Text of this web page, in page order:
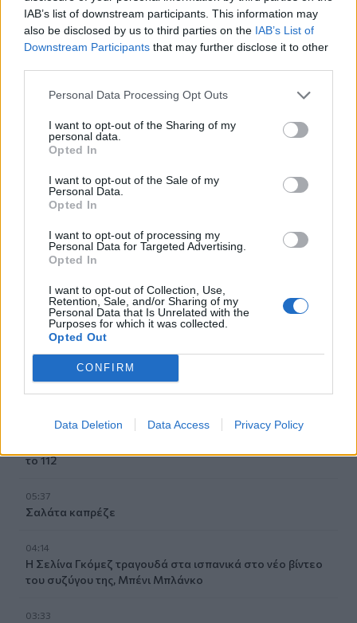
IAB’s list of downstream participants. This information may
also be disclosed by us to third parties on the IAB’s List of
Downstream Participants that may further disclose it to other
Personal Data Processing Opt Outs
I want to opt-out of the Sharing of my
personal data.
Opted In
I want to opt-out of the Sale of my
Personal Data.
Opted In
I want to opt-out of processing my
Personal Data for Targeted Advertising.
Opted In
I want to opt-out of Collection, Use,
Retention, Sale, and/or Sharing of my
Personal Data that Is Unrelated with the
Purposes for which it was collected.
Opted Out
CONFIRM
Data Deletion Data Access Privacy Policy
αεροπλάνο της γραμμής
07:33
Τα πρωτοσέλιδα των εφημερίδων
Θλίψη στην εκπαιδευτική κοινότητα για τον θάνατο του
Θοδωρή Κατσωνόπουλου
Στην Ελλάδα σήμερα, από τη Βρετανία, η 46χρονη που
κατηγορείται για τον εμπρησμό στη Marfin
Γουατεμάλα: Τέλος της εκρηκτικής δραστηριότητας στο
07:05
Εορτολόγιο: Ποιοι γιορτάζουν σήμερα 6 Αυγούστου
Τραμπ
το 112
05:37
Σαλάτα καπρέζε
04:14
Η Σελίνα Γκόμεζ τραγουδά στα ισπανικά στο νέο βίντεο
του συζύγου της, Μπένι Μπλάνκο
03:33